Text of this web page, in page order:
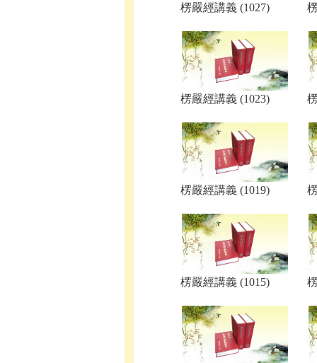
楞嚴經講義 (1027)
楞嚴經講義 (1023)
楞嚴經講義 (1019)
楞嚴經講義 (1015)